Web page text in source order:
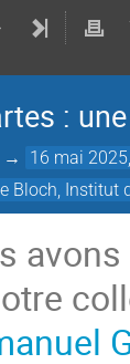
:
→ 16 mai
Bloch, Institut